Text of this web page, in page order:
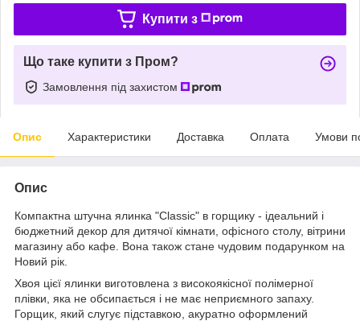
Купити з
Що таке купити з Пром?
Замовлення під захистом
Опис Характеристики Доставка Оплата Умови
Опис
Компактна штучна ялинка "Classic" в горщику - ідеальний і
бюджетний декор для дитячої кімнати, офісного столу, вітрини
магазину або кафе. Вона також стане чудовим подарунком на
Новий рік.
Хвоя цієї ялинки виготовлена з високоякісної полімерної
плівки, яка не обсипається і не має неприємного запаху.
Горщик, який слугує підставкою, акуратно оформлений